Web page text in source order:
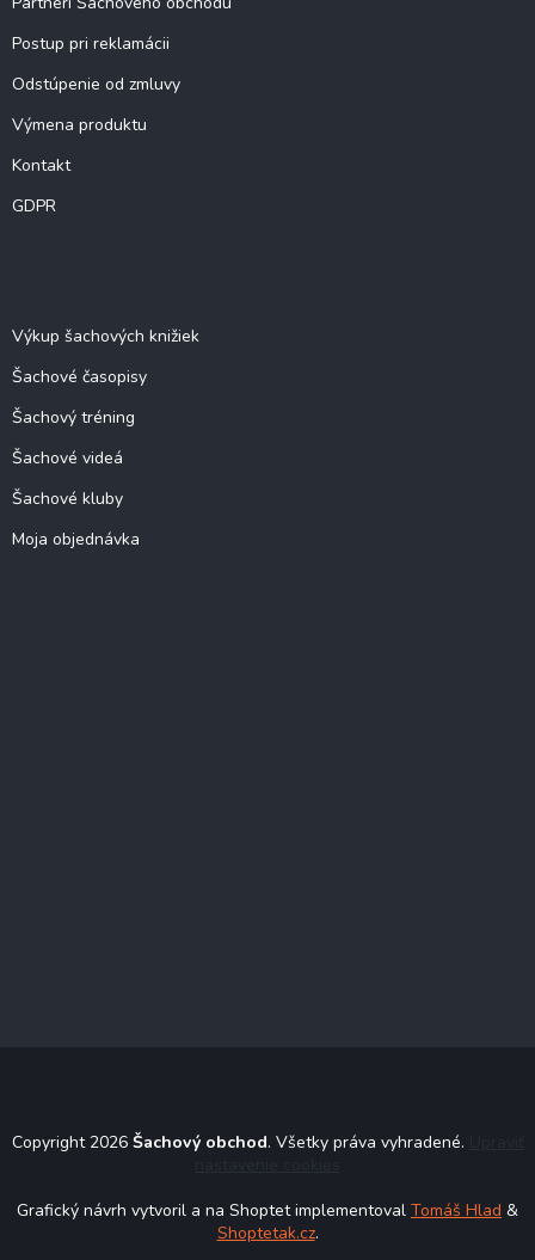
Postup pri reklamácii
Odstúpenie od zmluvy
Výmena produktu
Kontakt
GDPR
Výkup šachových knižiek
Šachové časopisy
Šachový tréning
Šachové videá
Šachové kluby
Moja objednávka
Copyright 2026 Šachový obchod. Všetky práva vyhradené.
Grafický návrh vytvoril a na Shoptet implementoval Tomáš Hlad &
Shoptetak.cz.